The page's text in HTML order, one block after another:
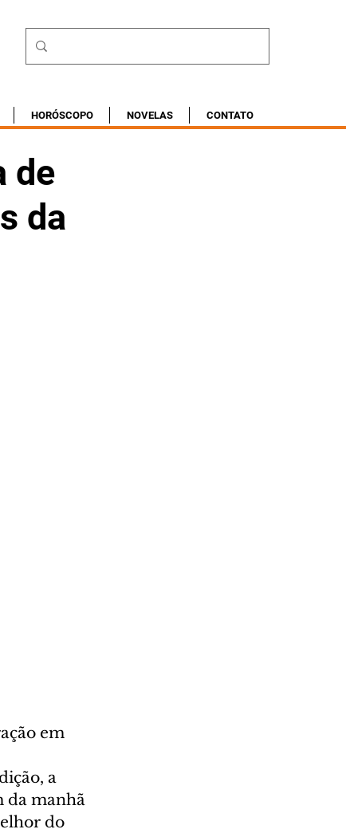
HORÓSCOPO NOVELAS CONTATO
de
da
em
a
da manhã
do